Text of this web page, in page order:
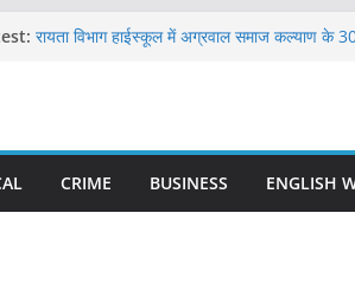
रायता विभाग हाईस्कूल में अग्रवाल समाज कल्याण के
डिजिटल सामग्री पर बैन
देशभर में ‘स्किन डोनेशन’ और ‘स्किन बैंकिंग’ व्यवस्था
CRIME BUSINESS ENGLISH